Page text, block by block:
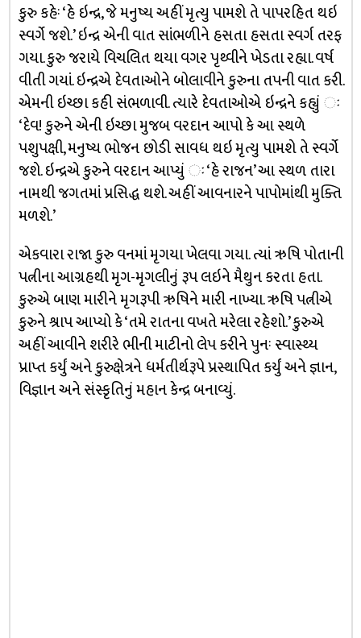
કુરુ કહેઃ ‘હે ઇન્દ્ર, જે મનુષ્ય અહીં મૃત્યુ પામશે તે પાપરહિત થઇ
સ્વર્ગે જશે.’ ઇન્દ્ર એની વાત સાંભળીને હસતા હસતા સ્વર્ગ તરફ
ગયા. કુરુ જરાયે વિચલિત થયા વગર પૃથ્વીને ખેડતા રહ્યા. વર્ષ
વીતી ગયાં. ઇન્દ્રએ દેવતાઓને બોલાવીને કુરુના તપની વાત કરી.
એમની ઇચ્છા કહી સંભળાવી. ત્યારે દેવતાઓએ ઇન્દ્રને કહ્યું ઃ
‘દેવ! કુરુને એની ઇચ્છા મુજબ વરદાન આપો કે આ સ્થળે
પશુપક્ષી, મનુષ્ય ભોજન છોડી સાવધ થઇ મૃત્યુ પામશે તે સ્વર્ગે
જશે. ઇન્દ્રએ કુરુને વરદાન આપ્યું ઃ ‘હે રાજન’ આ સ્થળ તારા
નામથી જગતમાં પ્રસિદ્ધ થશે. અહીં આવનારને પાપોમાંથી મુક્તિ
મળશે.’
એકવારા રાજા કુરુ વનમાં મૃગયા ખેલવા ગયા. ત્યાં ઋષિ પોતાની
પત્નીના આગ્રહથી મૃગ-મૃગલીનું રૂપ લઇને મૈથુન કરતા હતા.
કુરુએ બાણ મારીને મૃગરૂપી ઋષિને મારી નાખ્યા. ઋષિ પત્નીએ
કુરુને શ્રાપ આપ્યો કે ‘તમે રાતના વખતે મરેલા રહેશો.’ કુરુએ
અહીં આવીને શરીરે ભીની માટીનો લેપ કરીને પુનઃ સ્વાસ્થ્ય
પ્રાપ્ત કર્યું અને કુરુક્ષેત્રને ધર્મતીર્થરૂપે પ્રસ્થાપિત કર્યું અને જ્ઞાન,
વિજ્ઞાન અને સંસ્કૃતિનું મહાન કેન્દ્ર બનાવ્યું.